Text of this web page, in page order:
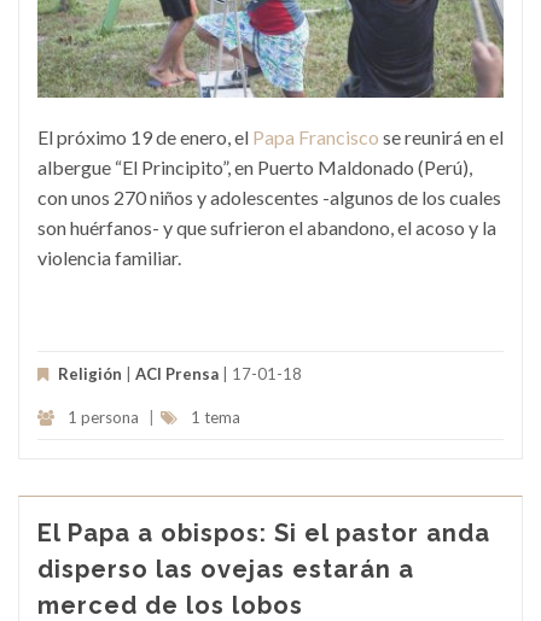
El próximo 19 de enero, el Papa Francisco se reunirá en el
albergue “El Principito”, en Puerto Maldonado (Perú),
con unos 270 niños y adolescentes -algunos de los cuales
son huérfanos- y que sufrieron el abandono, el acoso y la
violencia familiar.
Religión ACI Prensa | 17-01-18
1 persona 1 tema
El Papa a obispos: Si el pastor anda
disperso las ovejas estarán a
merced de los lobos